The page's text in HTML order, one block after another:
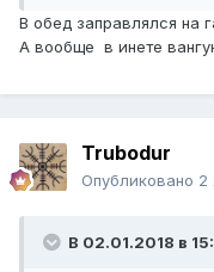
В обед заправлялся на
А вообще в инете
Trubodur
Опубликовано 2
В 02.01.2018 в